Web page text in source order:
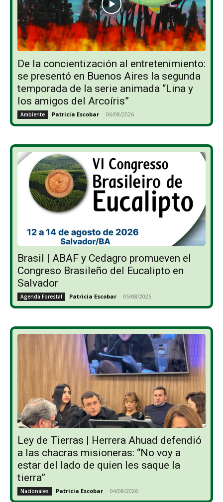
De la concientización al entretenimiento:
se presentó en Buenos Aires la segunda
temporada de la serie animada “Lina y
los amigos del Arcoíris”
Ambiente Patricia Escobar - 06/08/2026
Brasil | ABAF y Cedagro promueven el
Congreso Brasileño del Eucalipto en
Salvador
Agenda Forestal Patricia Escobar - 05/08/2026
Ley de Tierras | Herrera Ahuad defendió
a las chacras misioneras: “No voy a
estar del lado de quien les saque la
tierra”
Nacionales Patricia Escobar - 04/08/2026